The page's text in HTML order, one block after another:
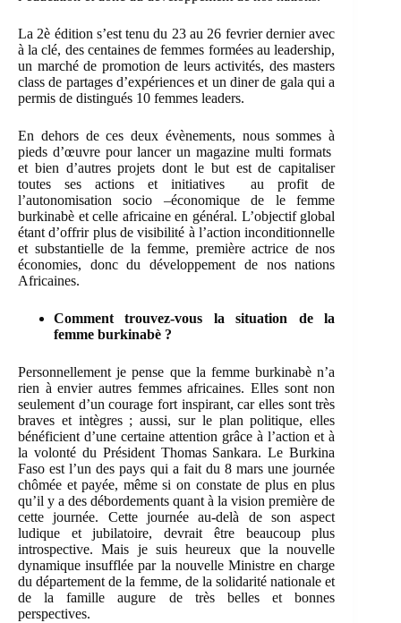
La 2è édition s’est tenu du 23 au 26 fevrier dernier avec
à la clé, des centaines de femmes formées au leadership,
un marché de promotion de leurs activités, des masters
class de partages d’expériences et un diner de gala qui a
permis de distingués 10 femmes leaders.
En dehors de ces deux évènements, nous sommes à
pieds d’œuvre pour lancer un magazine multi formats
et bien d’autres projets dont le but est de capitaliser
toutes ses actions et initiatives au profit de
l’autonomisation socio –économique de le femme
burkinabè et celle africaine en général. L’objectif global
étant d’offrir plus de visibilité à l’action inconditionnelle
et substantielle de la femme, première actrice de nos
économies, donc du développement de nos nations
Africaines.
Comment trouvez-vous la situation de la
femme burkinabè ?
Personnellement je pense que la femme burkinabè n’a
rien à envier autres femmes africaines. Elles sont non
seulement d’un courage fort inspirant, car elles sont très
braves et intègres ; aussi, sur le plan politique, elles
bénéficient d’une certaine attention grâce à l’action et à
la volonté du Président Thomas Sankara. Le Burkina
Faso est l’un des pays qui a fait du 8 mars une journée
chômée et payée, même si on constate de plus en plus
qu’il y a des débordements quant à la vision première de
cette journée. Cette journée au-delà de son aspect
ludique et jubilatoire, devrait être beaucoup plus
introspective. Mais je suis heureux que la nouvelle
dynamique insufflée par la nouvelle Ministre en charge
du département de la femme, de la solidarité nationale et
de la famille augure de très belles et bonnes
perspectives.